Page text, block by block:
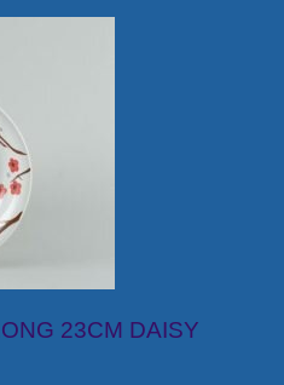
23CM DAISY